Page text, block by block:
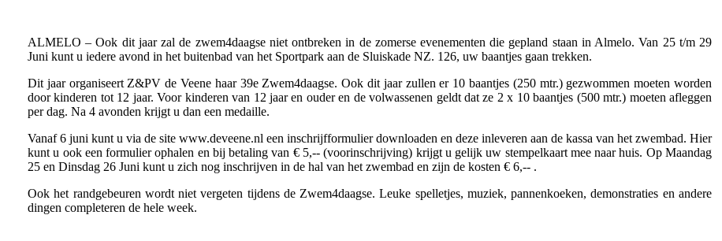
ALMELO – Ook dit jaar zal de zwem4daagse niet ontbreken in de zomerse evenementen die gepland staan in Almelo. Van 25 t/m 29
Juni kunt u iedere avond in het buitenbad van het Sportpark aan de Sluiskade NZ. 126, uw baantjes gaan trekken.
Dit jaar organiseert Z&PV de Veene haar 39e Zwem4daagse. Ook dit jaar zullen er 10 baantjes (250 mtr.) gezwommen moeten worden
door kinderen tot 12 jaar. Voor kinderen van 12 jaar en ouder en de volwassenen geldt dat ze 2 x 10 baantjes (500 mtr.) moeten afleggen
per dag. Na 4 avonden krijgt u dan een medaille.
Vanaf 6 juni kunt u via de site www.deveene.nl een inschrijfformulier downloaden en deze inleveren aan de kassa van het zwembad. Hier
kunt u ook een formulier ophalen en bij betaling van € 5,-- (voorinschrijving) krijgt u gelijk uw stempelkaart mee naar huis. Op Maandag
25 en Dinsdag 26 Juni kunt u zich nog inschrijven in de hal van het zwembad en zijn de kosten € 6,-- .
Ook het randgebeuren wordt niet vergeten tijdens de Zwem4daagse. Leuke spelletjes, muziek, pannenkoeken, demonstraties en andere
dingen completeren de hele week.